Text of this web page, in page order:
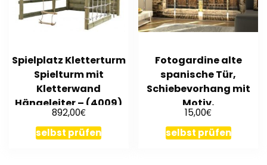
Spielplatz Kletterturm
Spielturm mit
Kletterwand
Hängeleiter – (4009)
892,00€
selbst prüfen
Fotogardine alte
spanische Tür,
Schiebevorhang mit
Motiv,
Flächenvorhang, auf
Maß
15,00€
selbst prüfen